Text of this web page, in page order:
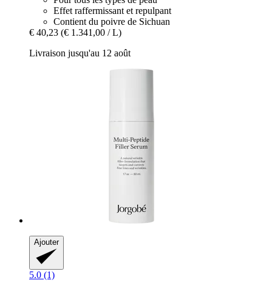
Effet raffermissant et repulpant
Contient du poivre de Sichuan
€ 40,23 (€ 1.341,00 / L)
Livraison jusqu'au 12 août
Ajouter
5.0 (1)